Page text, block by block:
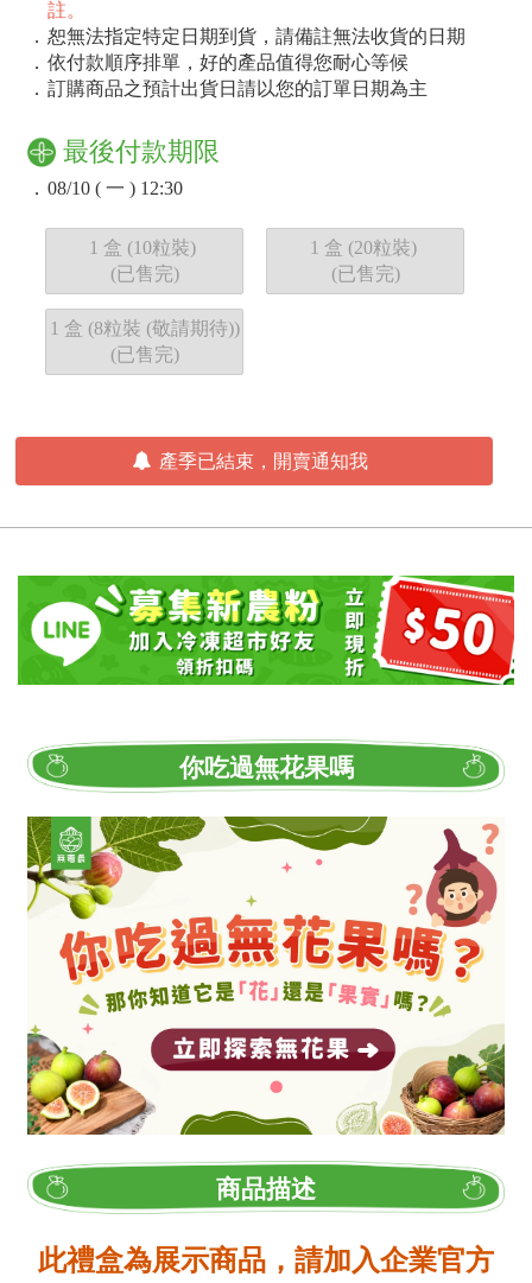
註。
． 恕無法指定特定日期到貨，請備註無法收貨的日期
． 依付款順序排單，好的產品值得您耐心等候
． 訂購商品之預計出貨日請以您的訂單日期為主
最後付款期限
． 08/10 ( 一 ) 12:30
1 盒 (10粒裝)
(已售完)
1 盒 (20粒裝)
(已售完)
1 盒 (8粒裝 (敬請期待))
(已售完)
產季已結束，開賣通知我
你吃過無花果嗎
商品描述
此禮盒為展示商品，請加入企業官方